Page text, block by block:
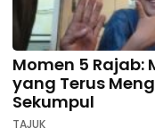
Momen 5
yang Terus
Sekumpul
TAJUK